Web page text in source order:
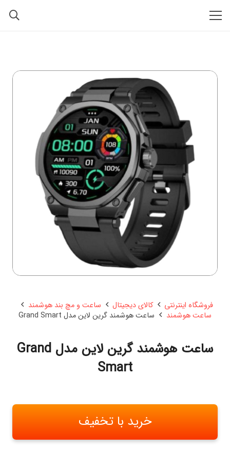
فروشگاه اینترنتی کالای دیجیتال
ساعت و مچ بند هوشمند
ساعت هوشمند
ساعت هوشمند گرین لاین مدل Grand Smart
ساعت هوشمند گرین لاین مدل Grand
Smart
خرید با تخفیف